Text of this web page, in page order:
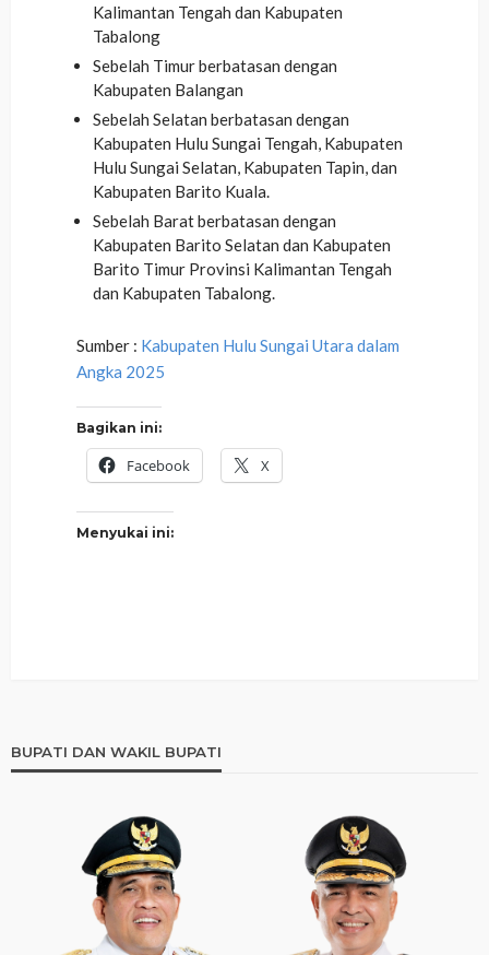
Kalimantan Tengah dan Kabupaten
Tabalong
Sebelah Timur berbatasan dengan
Kabupaten Balangan
Sebelah Selatan berbatasan dengan
Kabupaten Hulu Sungai Tengah, Kabupaten
Hulu Sungai Selatan, Kabupaten Tapin, dan
Kabupaten Barito Kuala.
Sebelah Barat berbatasan dengan
Kabupaten Barito Selatan dan Kabupaten
Barito Timur Provinsi Kalimantan Tengah
dan Kabupaten Tabalong.
Sumber : Kabupaten Hulu Sungai Utara dalam
Angka 2025
Bagikan ini:
Facebook X
Menyukai ini:
BUPATI DAN WAKIL BUPATI